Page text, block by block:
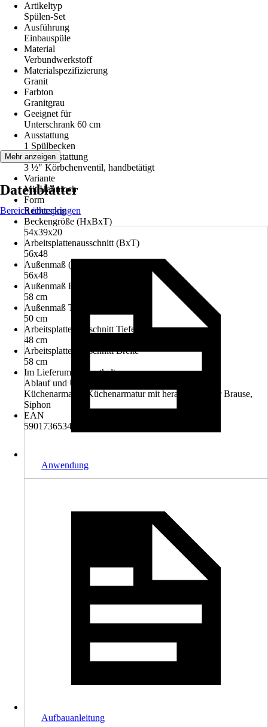
Artikeltyp
Spülen-Set
Ausführung
Einbauspüle
Material
Verbundwerkstoff
Materialspezifizierung
Granit
Farbton
Granitgrau
Geeignet für
Unterschrank 60 cm
Ausstattung
1 Spülbecken
Ventilausstattung
3 ½" Körbchenventil, handbetätigt
Variante
Mit Hahnloch
Form
Rechteckig
Beckengröße (HxBxT)
54x39x20
Arbeitsplattenausschnitt (BxT)
56x48
Außenmaß (BxT)
56x48
Außenmaß Breite
58 cm
Außenmaß Tiefe
50 cm
Arbeitsplattenausschnitt Tiefe
48 cm
Arbeitsplattenausschnitt Breite
58 cm
Im Lieferumfang enthalten
Ablauf und Überlaufgarnitur, Einbauspülbecken,
Küchenarmatur, Küchenarmatur mit herausziehbarer Brause,
Siphon
EAN
5901736534317
Mehr anzeigen
Datenblätter
Bereich überspringen
Anwendung
Aufbauanleitung